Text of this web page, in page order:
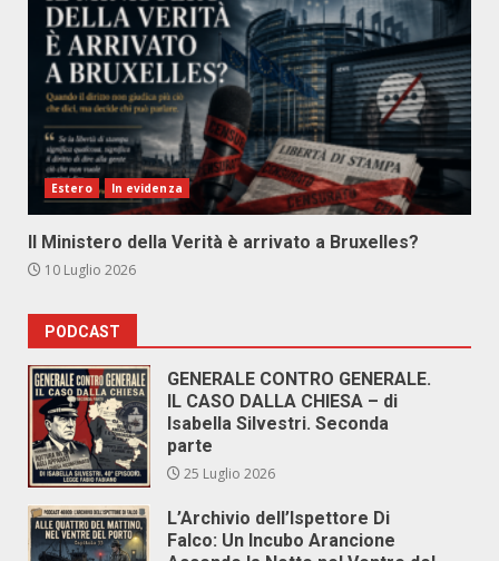
Estero In evidenza
Il Ministero della Verità è arrivato a Bruxelles?
10 Luglio 2026
PODCAST
GENERALE CONTRO GENERALE.
IL CASO DALLA CHIESA – di
Isabella Silvestri. Seconda
parte
25 Luglio 2026
L’Archivio dell’Ispettore Di
Falco: Un Incubo Arancione